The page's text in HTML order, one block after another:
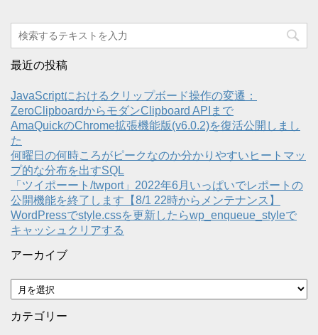
最近の投稿
JavaScriptにおけるクリップボード操作の変遷：
ZeroClipboardからモダンClipboard APIまで
AmaQuickのChrome拡張機能版(v6.0.2)を復活公開しまし
た
何曜日の何時ころがピークなのか分かりやすいヒートマッ
プ的な分布を出すSQL
「ツイポーート/twport」2022年6月いっぱいでレポートの
公開機能を終了します【8/1 22時からメンテナンス】
WordPressでstyle.cssを更新したらwp_enqueue_styleで
キャッシュクリアする
アーカイブ
ア
ー
カ
カテゴリー